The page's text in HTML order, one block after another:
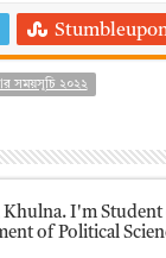
সময়সূচি ২০২২
I'm
of Political